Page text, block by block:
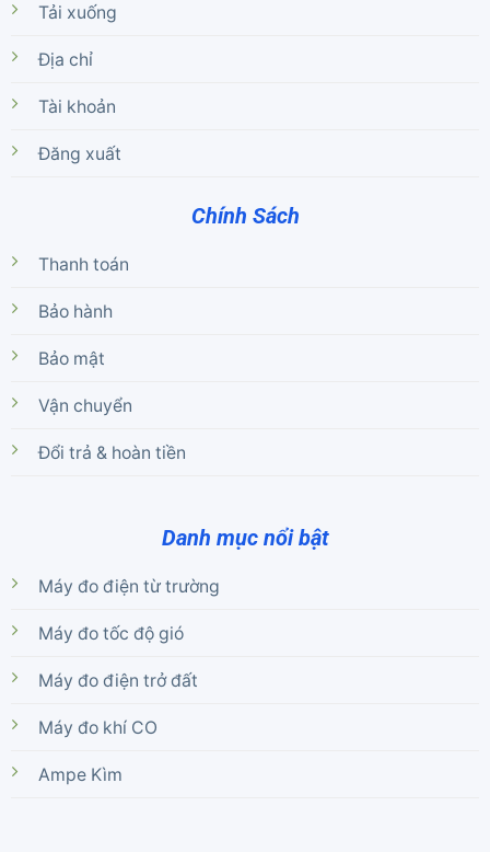
Tải xuống
Địa chỉ
Tài khoản
Đăng xuất
Chính Sách
Thanh toán
Bảo hành
Bảo mật
Vận chuyển
Đổi trả & hoàn tiền
Danh mục nổi bật
Máy đo điện từ trường
Máy đo tốc độ gió
Máy đo điện trở đất
Máy đo khí CO
Ampe Kìm